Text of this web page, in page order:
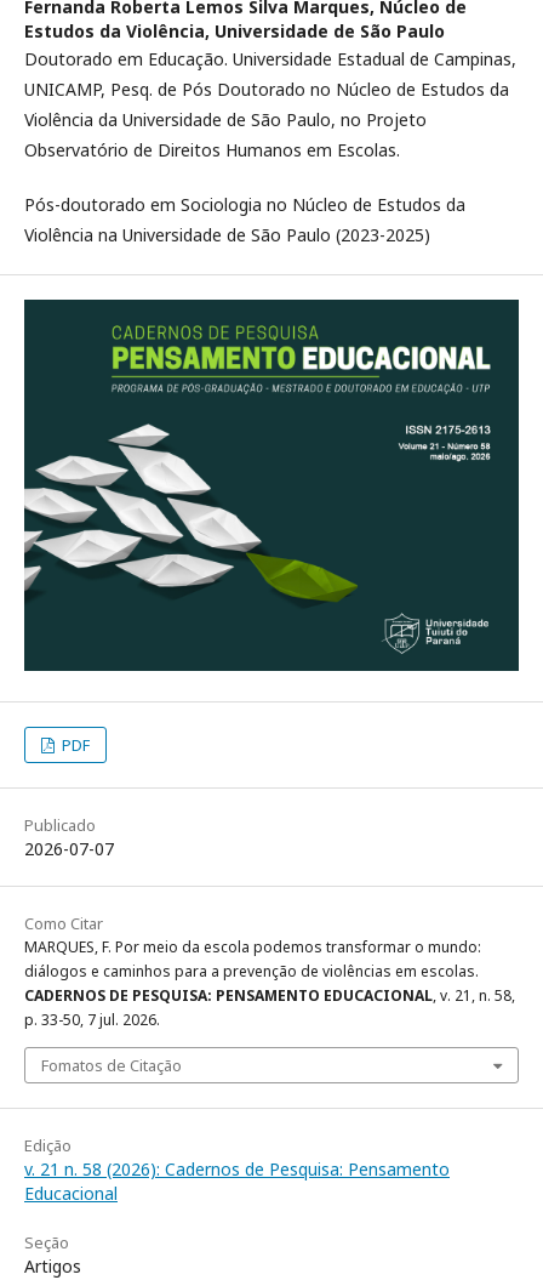
Fernanda Roberta Lemos Silva Marques, Núcleo de
Estudos da Violência, Universidade de São Paulo
Doutorado em Educação. Universidade Estadual de Campinas,
UNICAMP, Pesq. de Pós Doutorado no Núcleo de Estudos da
Violência da Universidade de São Paulo, no Projeto
Observatório de Direitos Humanos em Escolas.
Pós-doutorado em Sociologia no Núcleo de Estudos da
Violência na Universidade de São Paulo (2023-2025)
PDF
Publicado
2026-07-07
Como Citar
MARQUES, F. Por meio da escola podemos transformar o mundo:
diálogos e caminhos para a prevenção de violências em escolas.
CADERNOS DE PESQUISA: PENSAMENTO EDUCACIONAL, v. 21, n. 58,
p. 33-50, 7 jul. 2026.
Fomatos de Citação
Edição
v. 21 n. 58 (2026): Cadernos de Pesquisa: Pensamento
Educacional
Seção
Artigos